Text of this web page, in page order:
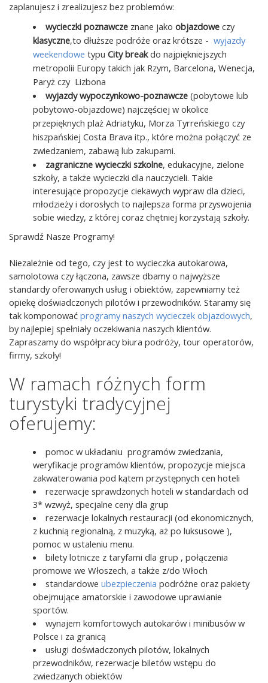
zaplanujesz i zrealizujesz bez problemów:
wycieczki poznawczeznane jako objazdoweczy
klasyczne,to dłuższe podróże oraz krótsze - wyjazdy
weekendowe typu City breakdo najpiękniejszych
metropolii Europy takich jak Rzym, Barcelona, Wenecja,
Paryż czy Lizbona
wyjazdy wypoczynkowo-poznawcze(pobytowe lub
pobytowo-objazdowe) najczęściej w okolice
przepięknych plaż Adriatyku, Morza Tyrreńskiego czy
hiszpańskiej Costa Brava itp., które można połączyć ze
zwiedzaniem, zabawą lub zakupami.
zagraniczne wycieczki szkolne, edukacyjne, zielone
szkoły, a także wycieczki dla nauczycieli. Takie
interesujące propozycje ciekawych wypraw dla dzieci,
młodzieży i dorosłych to najlepsza forma przyswojenia
sobie wiedzy, z której coraz chętniej korzystają szkoły.
Sprawdź Nasze Programy!
Niezależnie od tego, czy jest to wycieczka autokarowa,
samolotowa czy łączona, zawsze dbamy o najwyższe
standardy oferowanych usług i obiektów, zapewniamy też
opiekę doświadczonych pilotów i przewodników. Staramy się
tak komponować programy naszych wycieczek objazdowych,
by najlepiej spełniały oczekiwania naszych klientów.
Zapraszamy do współpracy biura podróży, tour operatorów,
firmy, szkoły!
W ramach różnych form
turystyki tradycyjnej
oferujemy:
pomoc w układaniu programów zwiedzania,
weryfikacje programów klientów, propozycje miejsca
zakwaterowania pod kątem przystępnych cen hoteli
rezerwacje sprawdzonych hoteli w standardach od
3* wzwyż, specjalne ceny dla grup
rezerwacje lokalnych restauracji (od ekonomicznych,
z kuchnią regionalną, z muzyką, aż po luksusowe ),
pomoc w ustaleniu menu.
bilety lotnicze z taryfami dla grup , połączenia
promowe we Włoszech, a także z/do Włoch
standardowe ubezpieczenia podróżne oraz pakiety
obejmujące amatorskie i zawodowe uprawianie
sportów.
wynajem komfortowych autokarów i minibusów w
Polsce i za granicą
usługi doświadczonych pilotów, lokalnych
przewodników, rezerwacje biletów wstępu do
zwiedzanych obiektów